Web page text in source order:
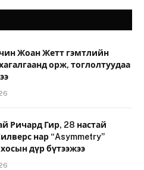
Жоан Жетт гэмтлийн
орж, тоглолтуудаа
Ричард Гир, 28 настай
нар “Asymmetry”
дүр бүтээжээ